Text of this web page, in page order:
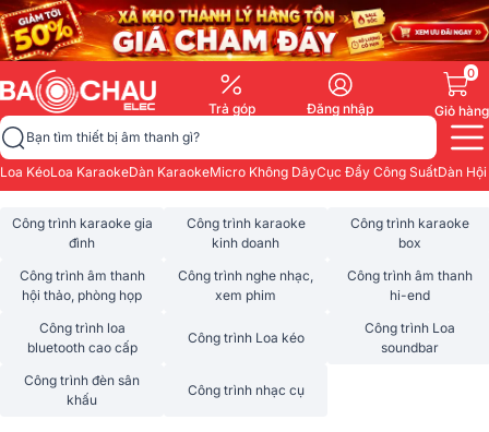
Trả góp Đăng nhập
0
Giỏ hàng
Bạn tìm thiết bị âm thanh gì?
Loa KéoLoa KaraokeDàn KaraokeMicro Không DâyCục Đẩy Công SuấtDàn
Công trình karaoke gia
đình
Công trình karaoke
kinh doanh
Công trình karaoke
box
Công trình âm thanh
hội thảo, phòng họp
Công trình nghe nhạc,
xem phim
Công trình âm thanh
hi-end
Công trình loa
bluetooth cao cấp
Công trình Loa kéo
Công trình Loa
soundbar
Công trình đèn sân
khấu
Công trình nhạc cụ